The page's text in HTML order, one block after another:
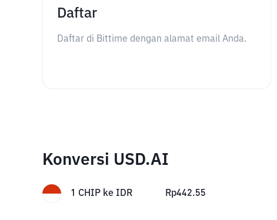
Daftar
Daftar di Bittime dengan alamat email Anda.
Konversi USD.AI
1 CHIP ke IDR Rp442.55